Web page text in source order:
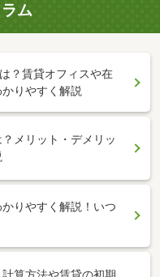
ム
？賃貸オフィスや在
りやすく解説
メリット・デメリッ
りやすく解説！いつ
算方法や賃貸の初期